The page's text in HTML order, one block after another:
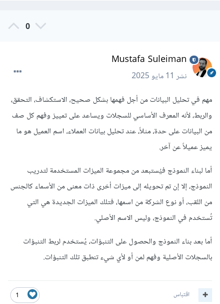
0
Mustafa Suleiman
نشر11 مايو 2025
مهم في تحليل البيانات من أجل فهمها بشكل صحيح، الاستكشاف، التحقق،
والربط، لأنه المعرف الأساسي للسجلات ويساعد على تمييز وفهم كل صف
من البيانات على حدة، مثلاً، عند تحليل بيانات العملاء، اسم العميل هو ما
يميز عميلاً عن آخر.
أما لبناء النموذج فيُستبعد من مجموعة الميزات المستخدمة لتدريب
النموذج، إلا إن تم تحويله إلى ميزات أخرى ذات معنى من الأسماء كالجنس
من اللقب، أو نوع الشركة من اسمها، فتلك الميزات الجديدة هي التي
تُستخدم في النموذج، وليس الاسم الأصلي.
أما بعد بناء النموذج والحصول على التنبؤات، يُستخدم لربط التنبؤات
بالسجلات الأصلية وفهم لمن أو لأي شيء تنطبق تلك التنبؤات.
1 اقتباس